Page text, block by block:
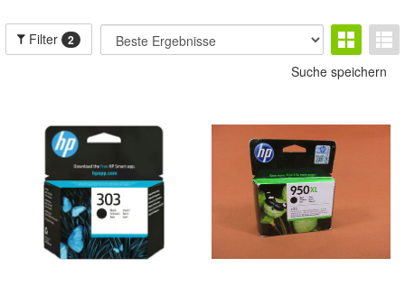
Filter 2
Suche speichern